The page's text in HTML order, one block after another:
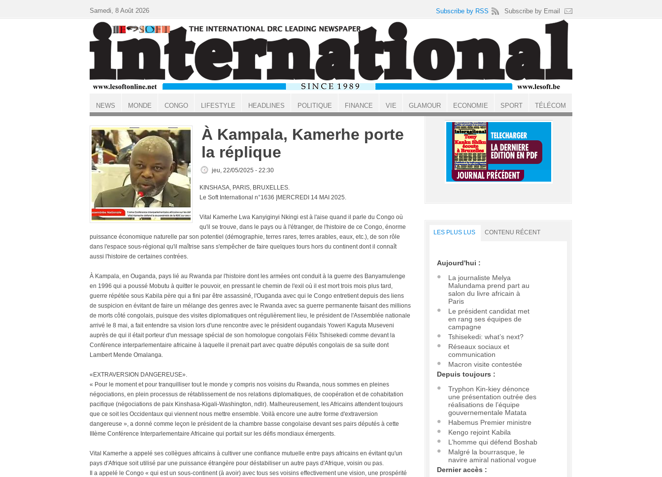
ACCUEIL
À Kampala, Kamerhe porte
la réplique
jeu, 22/05/2025 - 22:30
KINSHASA, PARIS, BRUXELLES.
Le Soft International n°1636 |MERCREDI 14 MAI 2025.
Vital Kamerhe Lwa Kanyiginyi Nkingi est à l'aise quand il parle du Congo où
qu'il se trouve, dans le pays ou à l'étranger, de l'histoire de ce Congo, énorme
puissance économique naturelle par son potentiel (démographie, terres rares, terres arables, eaux, etc.), de son rôle
dans l'espace sous-régional qu'il maîtrise sans s'empêcher de faire quelques tours hors du continent dont il connaît
aussi l'histoire de certaines contrées.
À Kampala, en Ouganda, pays lié au Rwanda par l'histoire dont les armées ont conduit à la guerre des Banyamulenge
en 1996 qui a poussé Mobutu à quitter le pouvoir, en pressant le chemin de l'exil où il est mort trois mois plus tard,
guerre répétée sous Kabila père qui a fini par être assassiné, l'Ouganda avec qui le Congo entretient depuis des liens
de suspicion en évitant de faire un mélange des genres avec le Rwanda avec sa guerre permanente faisant des millions
de morts côté congolais, puisque des visites diplomatiques ont régulièrement lieu, le président de l'Assemblée nationale
arrivé le 8 mai, a fait entendre sa vision lors d'une rencontre avec le président ougandais Yoweri Kaguta Museveni
auprès de qui il était porteur d'un message spécial de son homologue congolais Félix Tshisekedi comme devant la
Conférence interparlementaire africaine à laquelle il prenait part avec quatre députés congolais de sa suite dont
Lambert Mende Omalanga.
«EXTRAVERSION DANGEREUSE».
« Pour le moment et pour tranquilliser tout le monde y compris nos voisins du Rwanda, nous sommes en pleines
négociations, en plein processus de rétablissement de nos relations diplomatiques, de coopération et de cohabitation
pacifique (négociations de paix Kinshasa-Kigali-Washington, ndlr). Malheureusement, les Africains attendent toujours
que ce soit les Occidentaux qui viennent nous mettre ensemble. Voilà encore une autre forme d'extraversion
dangereuse », a donné comme leçon le président de la chambre basse congolaise devant ses pairs députés à cette
IIIème Conférence Interparlementaire Africaine qui portait sur les défis mondiaux émergents.
Vital Kamerhe a appelé ses collègues africains à cultiver une confiance mutuelle entre pays africains en évitant qu'un
pays d'Afrique soit utilisé par une puissance étrangère pour déstabiliser un autre pays d'Afrique, voisin ou pas.
Il a appelé le Congo « qui est un sous-continent (à avoir) avec tous ses voisins effectivement une vision, une prospérité
LES PLUS LUS CONTENU RÉCENT
Aujourd'hui :
La journaliste Melya
Malundama prend part au
salon du livre africain à
Paris
Le président candidat met
en rang ses équipes de
campagne
Tshisekedi: what’s next?
Réseaux sociaux et
communication
Macron visite contestée
Depuis toujours :
Tryphon Kin-kiey dénonce
une présentation outrée des
réalisations de l’équipe
gouvernementale Matata
Habemus Premier ministre
Kengo rejoint Kabila
L’homme qui défend Boshab
Malgré la bourrasque, le
navire amiral national vogue
Dernier accès :
Samedi, 8 Août 2026 Subscribe by RSS Subscribe by Email
NEWS MONDE CONGO LIFESTYLE HEADLINES POLITIQUE FINANCE VIE GLAMOUR ECONOMIE SPORT TÉLÉCOM